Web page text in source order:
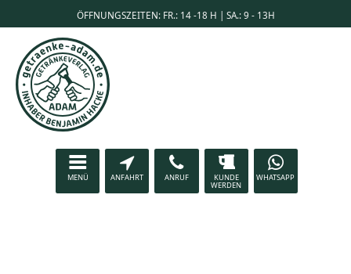
ÖFFNUNGSZEITEN: FR.: 14 -18 H | SA.: 9 - 13H
MENÜ ANFAHRT ANRUF KUNDE
WERDEN
WHATSAPP